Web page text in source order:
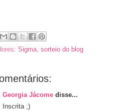
Sigma, sorteio do blog
Georgia Jácome disse...
Inscrita ;)